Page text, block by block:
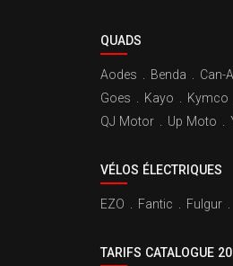
QUADS
Aodes Benda Can-
Goes
Kayo Kymco
QJ Motor
Up Moto
VÉLOS ÉLECTRIQUES
EZO Fantic Fulgur
TARIFS CATALOGUE